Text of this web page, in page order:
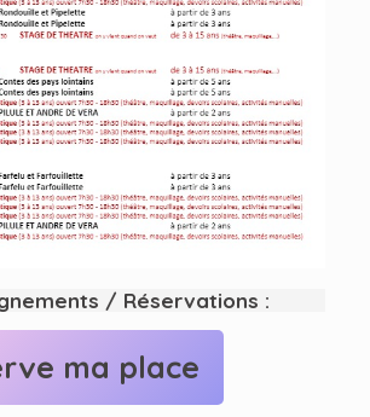
/ Réservations :
ma place